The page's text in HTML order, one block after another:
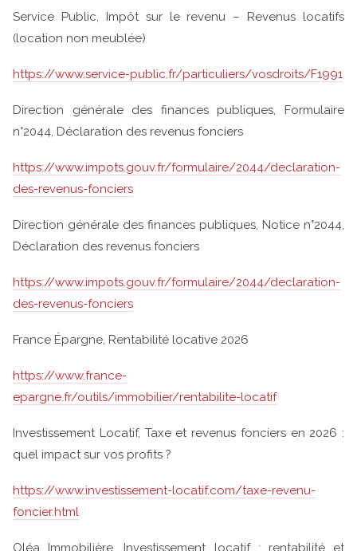
Service Public, Impôt sur le revenu – Revenus locatifs
(location non meublée)
https://www.service-public.fr/particuliers/vosdroits/F1991
Direction générale des finances publiques, Formulaire
n°2044, Déclaration des revenus fonciers
https://www.impots.gouv.fr/formulaire/2044/declaration-
des-revenus-fonciers
Direction générale des finances publiques, Notice n°2044,
Déclaration des revenus fonciers
https://www.impots.gouv.fr/formulaire/2044/declaration-
des-revenus-fonciers
France Épargne, Rentabilité locative 2026
https://www.france-
epargne.fr/outils/immobilier/rentabilite-locatif
Investissement Locatif, Taxe et revenus fonciers en 2026 :
quel impact sur vos profits ?
https://www.investissement-locatif.com/taxe-revenu-
foncier.html